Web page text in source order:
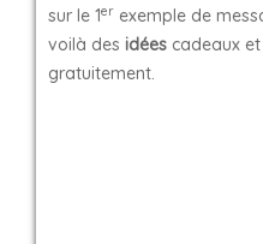
sur le 1er exemple de
voilà des idées cadeaux
gratuitement.